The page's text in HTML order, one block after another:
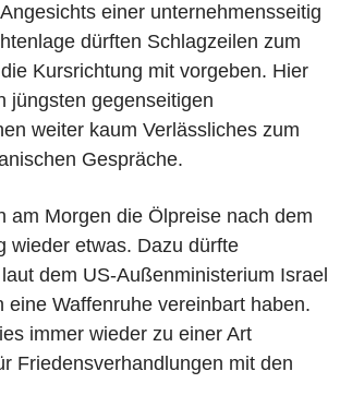
einer unternehmensseitig
dürften Schlagzeilen zum
Kursrichtung mit vorgeben. Hier
jüngsten gegenseitigen
weiter kaum Verlässliches zum
Gespräche.
am Morgen die Ölpreise nach dem
wieder etwas. Dazu dürfte
dem US-Außenministerium Israel
eine Waffenruhe vereinbart haben.
immer wieder zu einer Art
Friedensverhandlungen mit den